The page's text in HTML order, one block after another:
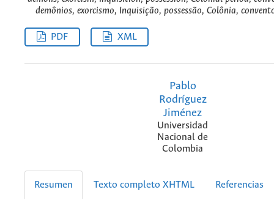
demônios, exorcismo, Inquisição, possessão, Colônia,
PDF XML
Pablo
Rodríguez
Jiménez
Universidad
Nacional de
Colombia
Resumen Texto completo XHTML Referencias